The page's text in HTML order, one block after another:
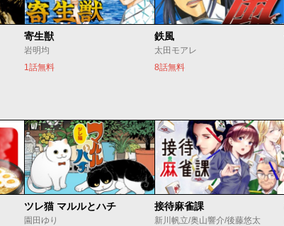
寄生獣
岩明均
1話無料
鉄風
太田モアレ
8話無料
ツレ猫 マルルとハチ
園田ゆり
接待麻雀課
新川帆立/奥山響介/後藤悠太